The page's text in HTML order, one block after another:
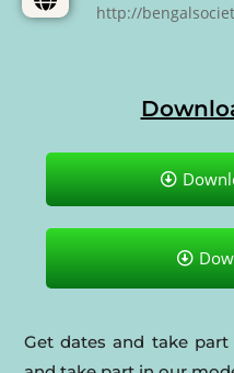
http://
Get dates and take